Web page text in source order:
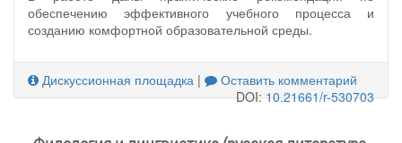
обеспечению эффективного учебного процесса и
созданию комфортной образовательной среды.
Дискуссионная площадка |
Оставить комментарий
DOI:10.21661/r-530703